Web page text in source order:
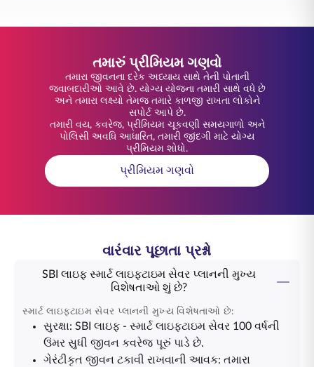
તમારું પ્રીમિયમ ગણવો
તમારા જીવનના દરેક અધ્યાય સાથે તેની પોતાની
જવાબદારીઓ આવે છે. યોગ્ય યોજના તમારી સાથે વધે છે
અને તમારા લક્ષ્યો તેમજ તમારે કાળજી રાખતા લોકોને
સપોર્ટ આપે છે.
તમારી વય, કવરેજ, પ્રીમિયમ ચૂકવણી સમયગાળો અને
પોલિસી અવધિ આધારિત, તમારી જીંદગી માટે યોગ્ય
પ્રીમિયમ શોધો.
પ્રીમિયમ ગણવો
વારંવાર પૂછાતા પ્રશ્નો
SBI લાઇફ સ્માર્ટ લાઇફટાઇમ સેવર પ્લાનની મુખ્ય
વિશેષતાઓ શું છે?
સ્માર્ટ લાઇફટાઇમ સેવર પ્લાનની મુખ્ય વિશેષતાઓ છે:
સુરક્ષા: SBI લાઇફ - સ્માર્ટ લાઇફટાઇમ સેવર 100 વર્ષની
ઉંમર સુધી જીવન કવરેજ પૂરું પાડે છે.
ગેરંટીકૃત જીવન ટકાવી રાખવાની આવક: તમારા